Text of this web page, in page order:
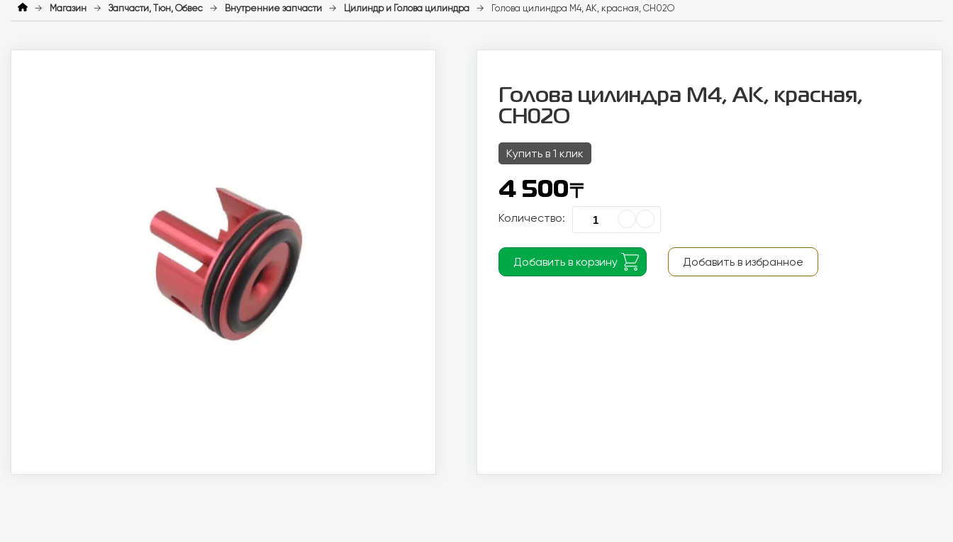
→ Магазин → Запчасти, Тюн, Обвес → Внутренние запчасти → Цилиндр и Голова цилиндра → Голова цилиндра М4, AK, красная, CH02О
Голова цилиндра М4, AK, красная,
CH02О
Купить в 1 клик
4 500〒
Количество:
Добавить в корзину Добавить в избранное